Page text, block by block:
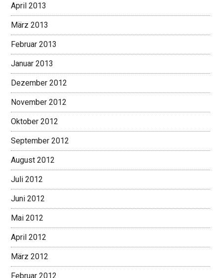
April 2013
März 2013
Februar 2013
Januar 2013
Dezember 2012
November 2012
Oktober 2012
September 2012
August 2012
Juli 2012
Juni 2012
Mai 2012
April 2012
März 2012
Februar 2012